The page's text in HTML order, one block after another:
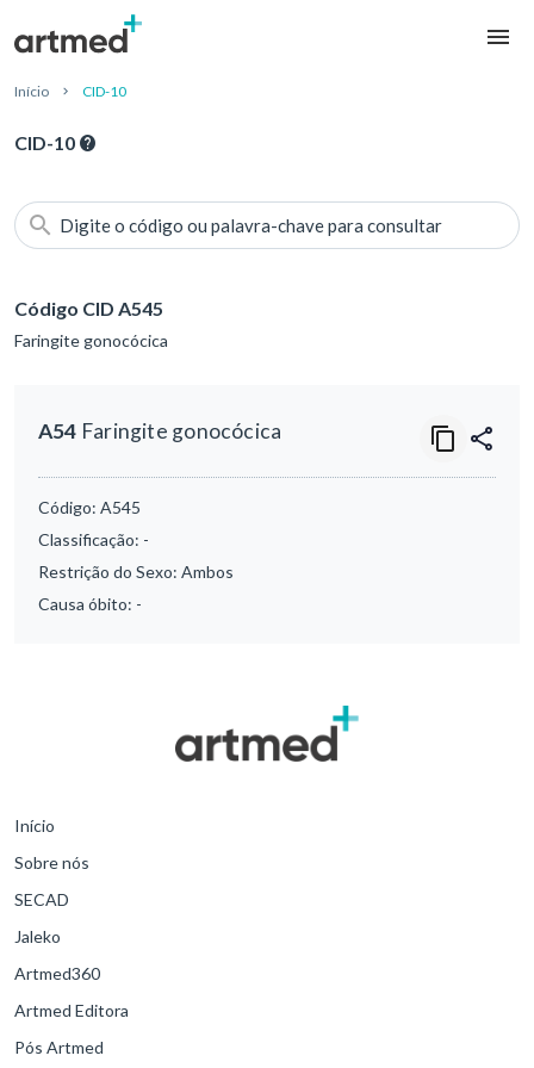
Início CID-10
CID-10
Digite o código ou palavra-chave para consultar
Código CID A545
Faringite gonocócica
A54 Faringite gonocócica
Código: A545
Classificação: -
Restrição do Sexo: Ambos
Causa óbito: -
Início
Sobre nós
SECAD
Jaleko
Artmed360
Artmed Editora
Pós Artmed